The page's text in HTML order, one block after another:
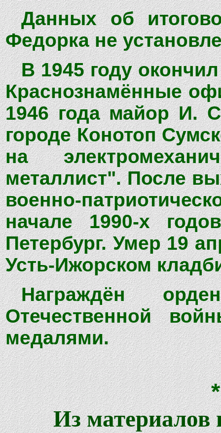
Данных об
Федорка не
В 1945 году
Краснознамённые
1946 года майор И.
городе Конотоп
на
металлист". После
военно-
начале 1990-х
Петербург. Умер 19
Усть-Ижорском
Награждён
Отечественной
медалями.
Из материалов